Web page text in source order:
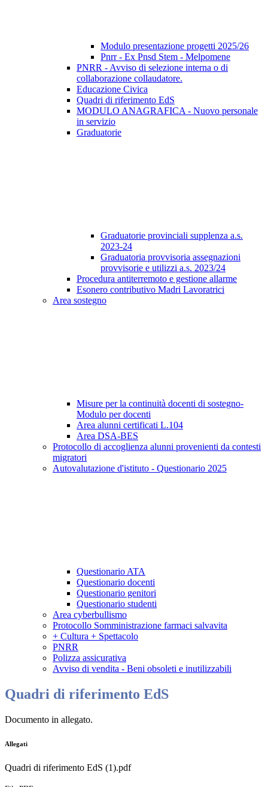
Modulo presentazione progetti 2025/26
Pnrr - Ex Pnsd Stem - Melpomene
PNRR - Avviso di selezione interna o di
collaborazione collaudatore.
Educazione Civica
Quadri di riferimento EdS
MODULO ANAGRAFICA - Nuovo personale
in servizio
Graduatorie
Graduatorie provinciali supplenza a.s.
2023-24
Graduatoria provvisoria assegnazioni
provvisorie e utilizzi a.s. 2023/24
Procedura antiterremoto e gestione allarme
Esonero contributivo Madri Lavoratrici
Area sostegno
Misure per la continuità docenti di sostegno-
Modulo per docenti
Area alunni certificati L.104
Area DSA-BES
Protocollo di accoglienza alunni provenienti da contesti
migratori
Autovalutazione d'istituto - Questionario 2025
Questionario ATA
Questionario docenti
Questionario genitori
Questionario studenti
Area cyberbullismo
Protocollo Somministrazione farmaci salvavita
+ Cultura + Spettacolo
PNRR
Polizza assicurativa
Avviso di vendita - Beni obsoleti e inutilizzabili
Quadri di riferimento EdS
Documento in allegato.
Allegati
Quadri di riferimento EdS (1).pdf